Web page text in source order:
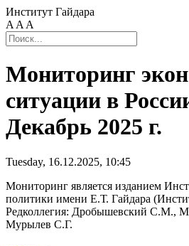
Институт Гайдара
A A A
Мониторинг
ситуации в
Декабрь 2025 г.
Tuesday, 16.12.2025, 10:45
Мониторинг является изданием
политики имени Е.Т. Гайдара
Редколлегия: Дробышевский С.М.,
Мурылев С.Г.